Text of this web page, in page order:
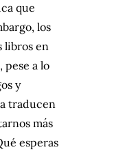
que
los
libros en
pese a lo
y
traducen
más
esperas